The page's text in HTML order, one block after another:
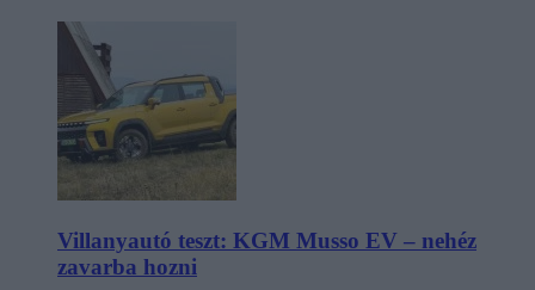
Villanyautó teszt: KGM Musso EV – nehéz
zavarba hozni